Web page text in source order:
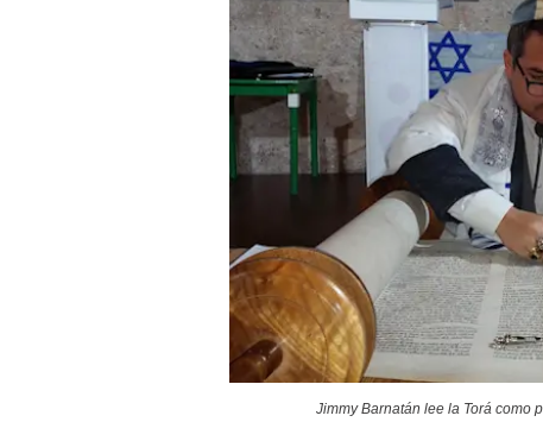
Jimmy Barnatán lee la Torá como